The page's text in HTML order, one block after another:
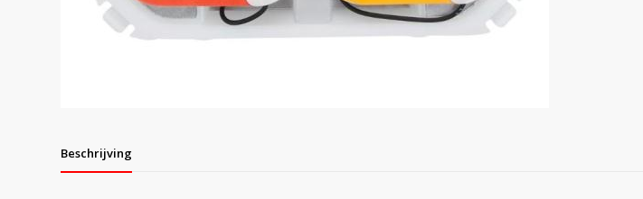
Beschrijving